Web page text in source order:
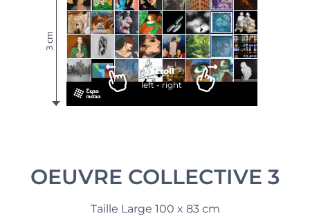
3 cm
Scroll
left - right
OEUVRE COLLECTIVE 3
Taille Large 100 x 83 cm